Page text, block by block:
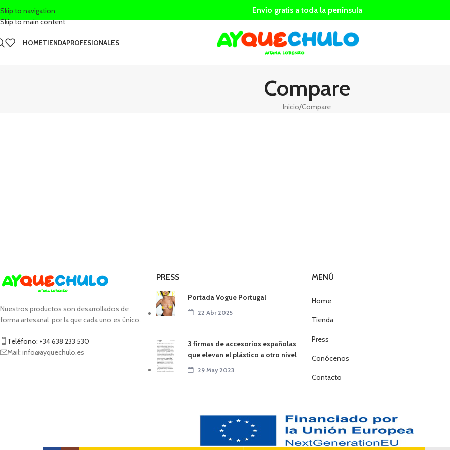
Skip to navigation
Skip to main content
Envío gratis a toda la península
HOMETIENDAPROFESIONALES
Compare
Inicio Compare
Nuestros productos son desarrollados de
forma artesanal por la que cada uno es único.
Teléfono: +34 638 233 530
Mail: info@ayquechulo.es
PRESS
Portada Vogue Portugal
22 Abr 2025
3 firmas de accesorios españolas
que elevan el plástico a otro nivel
29 May 2023
MENÚ
Home
Tienda
Press
Conócenos
Contacto